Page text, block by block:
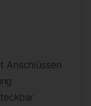
Anschlüssen